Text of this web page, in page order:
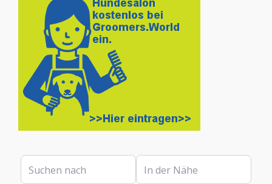
Suchen nach In der Nähe